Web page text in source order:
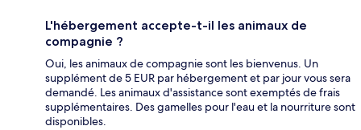
L'hébergement accepte-t-il les animaux de
compagnie ?
Oui, les animaux de compagnie sont les bienvenus. Un
supplément de 5 EUR par hébergement et par jour vous sera
demandé. Les animaux d'assistance sont exemptés de frais
supplémentaires. Des gamelles pour l'eau et la nourriture sont
disponibles.